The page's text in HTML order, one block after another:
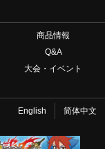
商品情報
Q&A
大会・イベント
English 简体中文